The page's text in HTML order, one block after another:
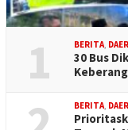
1 BERITA,
30 Bus
BERITA,